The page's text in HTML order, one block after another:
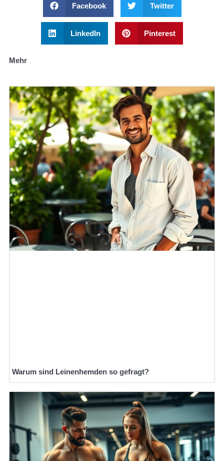
Facebook Twitter
LinkedIn Pinterest
Mehr
Warum sind Leinenhemden so gefragt?